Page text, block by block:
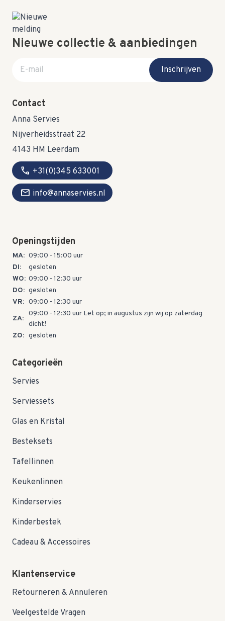
Nieuwe collectie & aanbiedingen
E-mail adres
Inschrijven
Contact
Anna Servies
Nijverheidsstraat 22
4143 HM Leerdam
call +31(0)345 633001
mail info@annaservies.nl
Openingstijden
MA: 09:00 - 15:00 uur
DI:
gesloten
WO: 09:00 - 12:30 uur
DO: gesloten
VR: 09:00 - 12:30 uur
ZA:
09:00 - 12:30 uur Let op; in augustus zijn wij op zaterdag
dicht!
ZO: gesloten
Categorieën
Servies
Serviessets
Glas en Kristal
Besteksets
Tafellinnen
Keukenlinnen
Kinderservies
Kinderbestek
Cadeau & Accessoires
Klantenservice
Retourneren & Annuleren
Veelgestelde Vragen